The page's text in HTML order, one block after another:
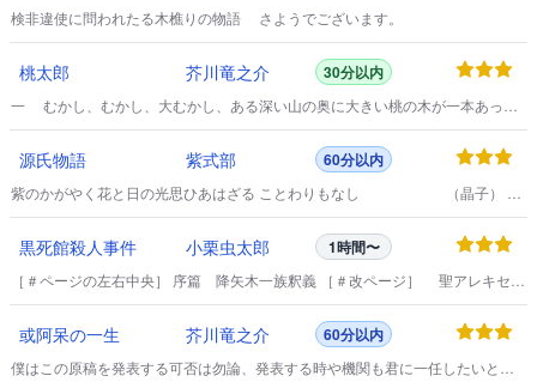
検非違使に問われたる木樵りの物語 さようでございます。
桃太郎 芥川竜之介 30分以内
一 むかし、むかし、大むかし、ある深い山の奥に大きい桃の木が一本あっ
源氏物語 紫式部 60分以内
紫のかがやく花と日の光思ひあはざる ことわりもなし （晶子）
中に、最上の貴族出身ではないが深い御愛寵を得ている人があった。
黒死館殺人事件 小栗虫太郎 1時間〜
［＃ページの左右中央］ 序篇 降矢木一族釈義 ［＃改ページ］ 聖アレキセイ
立ちはじめた十日目のこと、その日から捜査関係の主脳部は、ラザレフ殺害者
の追求を放棄しなければならなくなった。
或阿呆の一生 芥川竜之介 60分以内
僕はこの原稿を発表する可否は勿論、発表する時や機関も君に一任したいと思